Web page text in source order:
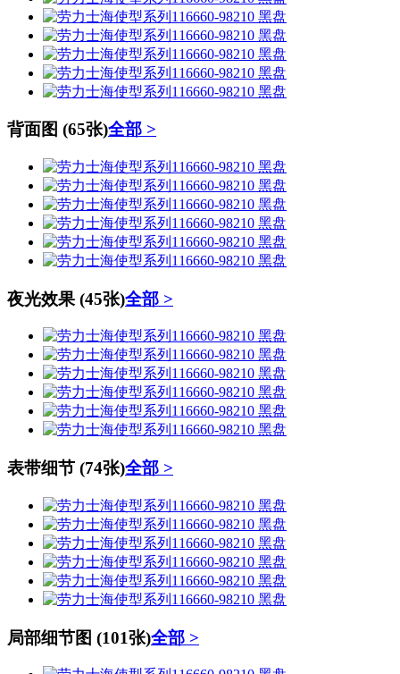
背面图 (65张)全部 >
夜光效果 (45张)全部 >
表带细节 (74张)全部 >
局部细节图 (101张)全部 >